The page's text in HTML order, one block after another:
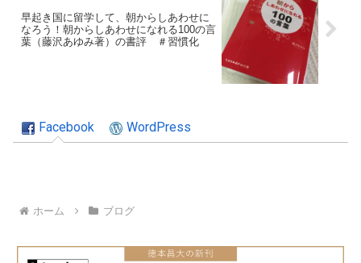
早起き国に留学して、朝からしあわせに
なろう！朝からしあわせになれる100の言
葉（藤沢あゆみ著）の書評 ＃習慣化
Facebook WordPress
ホーム ブログ